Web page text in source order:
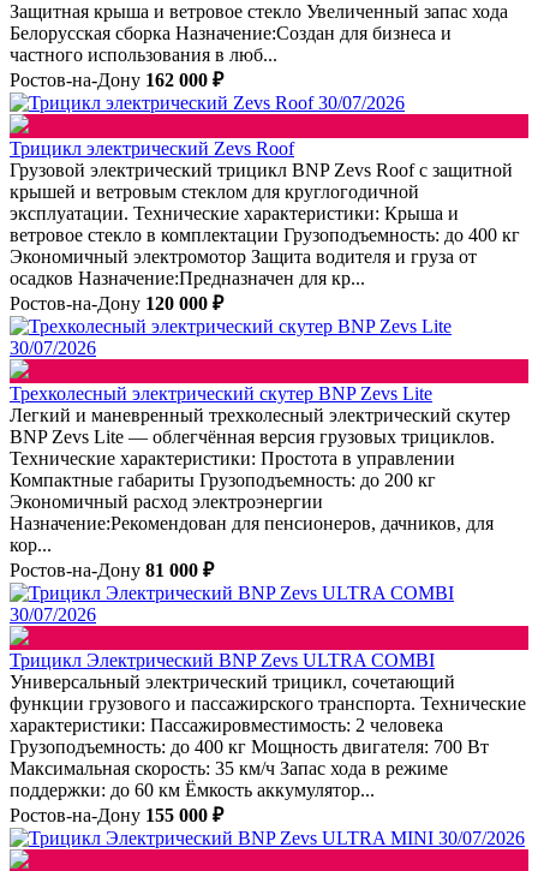
Защитная крыша и ветровое стекло Увеличенный запас хода
Белорусская сборка Назначение:Создан для бизнеса и
частного использования в люб...
Ростов-на-Дону 162 000 ₽
30/07/2026
Трицикл электрический Zevs Roof
Грузовой электрический трицикл BNP Zevs Roof с защитной
крышей и ветровым стеклом для круглогодичной
эксплуатации. Технические характеристики: Крыша и
ветровое стекло в комплектации Грузоподъемность: до 400 кг
Экономичный электромотор Защита водителя и груза от
осадков Назначение:Предназначен для кр...
Ростов-на-Дону 120 000 ₽
30/07/2026
Трехколесный электрический скутер BNP Zevs Lite
Легкий и маневренный трехколесный электрический скутер
BNP Zevs Lite — облегчённая версия грузовых трициклов.
Технические характеристики: Простота в управлении
Компактные габариты Грузоподъемность: до 200 кг
Экономичный расход электроэнергии
Назначение:Рекомендован для пенсионеров, дачников, для
кор...
Ростов-на-Дону 81 000 ₽
30/07/2026
Трицикл Электрический BNP Zevs ULTRA COMBI
Универсальный электрический трицикл, сочетающий
функции грузового и пассажирского транспорта. Технические
характеристики: Пассажировместимость: 2 человека
Грузоподъемность: до 400 кг Мощность двигателя: 700 Вт
Максимальная скорость: 35 км/ч Запас хода в режиме
поддержки: до 60 км Ёмкость аккумулятор...
Ростов-на-Дону 155 000 ₽
30/07/2026